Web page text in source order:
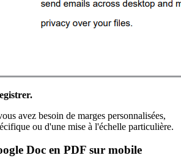
avez besoin de marges personnalisées,
ou d'une mise à l'échelle particulière.
Doc en PDF sur mobile